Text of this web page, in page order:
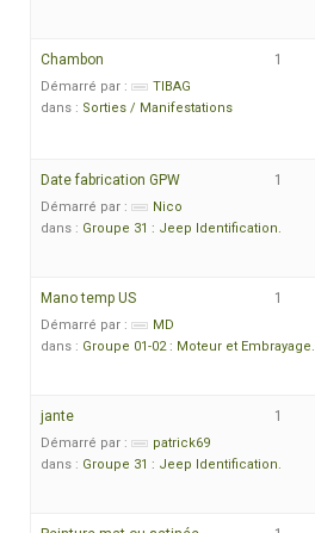
Chambon
Démarré par :
TIBAG
dans : Sorties / Manifestations
1
Date fabrication GPW
Démarré par :
Nico
dans : Groupe 31 : Jeep Identification.
1
Mano temp US
Démarré par :
MD
dans : Groupe 01-02 : Moteur et Embrayage.
1
jante
Démarré par :
patrick69
dans : Groupe 31 : Jeep Identification.
1